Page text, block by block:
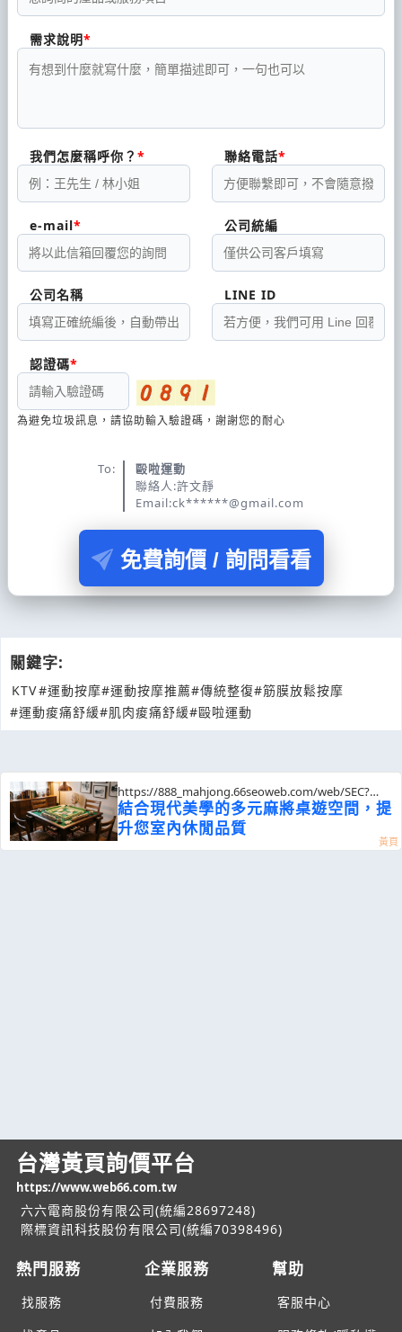
需求說明
我們怎麼稱呼你？ 聯絡電話
e-mail 公司統編
公司名稱 LINE ID
認證碼
為避免垃圾訊息，請協助輸入驗證碼，謝謝您的耐心
To:
毆啦運動
聯絡人:許文靜
Email:ck******@gmail.com
免費詢價 / 詢問看看
關鍵字:
KTV#運動按摩#運動按摩推薦#傳統整復#筋膜放鬆按摩
#運動痠痛舒緩#肌肉痠痛舒緩#毆啦運動
https://888_mahjong.66seoweb.com/web/SEC?
postId=1356481
結合現代美學的多元麻將桌遊空間，提
升您室內休閒品質
台灣黃頁詢價平台
https://www.web66.com.tw
六六電商股份有限公司(統編28697248)
際標資訊科技股份有限公司(統編70398496)
熱門服務
找服務
企業服務
付費服務
幫助
客服中心